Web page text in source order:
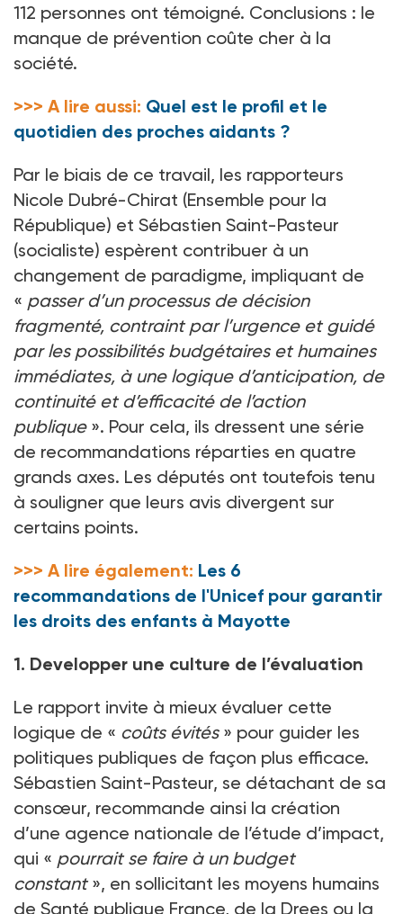
112 personnes ont témoigné. Conclusions : le
manque de prévention coûte cher à la
société.
>>> A lire aussi: Quel est le profil et le
quotidien des proches aidants ?
Par le biais de ce travail, les rapporteurs
Nicole Dubré-Chirat (Ensemble pour la
République) et Sébastien Saint-Pasteur
(socialiste) espèrent contribuer à un
changement de paradigme, impliquant de
« passer d’un processus de décision
fragmenté, contraint par l’urgence et guidé
par les possibilités budgétaires et humaines
immédiates, à une logique d’anticipation, de
continuité et d’efficacité de l’action
publique ». Pour cela, ils dressent une série
de recommandations réparties en quatre
grands axes. Les députés ont toutefois tenu
à souligner que leurs avis divergent sur
certains points.
>>> A lire également: Les 6
recommandations de l'Unicef pour garantir
les droits des enfants à Mayotte
1. Developper une culture de l’évaluation
Le rapport invite à mieux évaluer cette
logique de « coûts évités » pour guider les
politiques publiques de façon plus efficace.
Sébastien Saint-Pasteur, se détachant de sa
consœur, recommande ainsi la création
d’une agence nationale de l’étude d’impact,
qui « pourrait se faire à un budget
constant », en sollicitant les moyens humains
de Santé publique France, de la Drees ou la